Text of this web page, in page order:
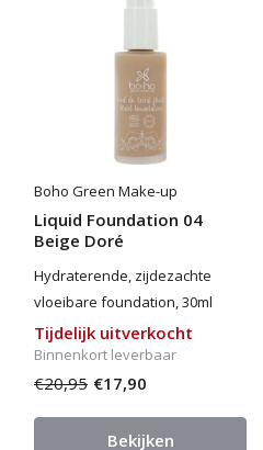
Boho Green Make-up
Liquid Foundation 04
Beige Doré
Hydraterende, zijdezachte
vloeibare foundation, 30ml
Tijdelijk uitverkocht
Binnenkort leverbaar
€20,95 €17,90
Bekijken